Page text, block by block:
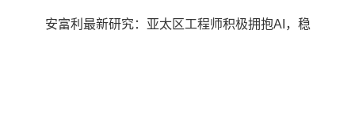
安富利最新研究：亚太区工程师积极拥抱AI，稳